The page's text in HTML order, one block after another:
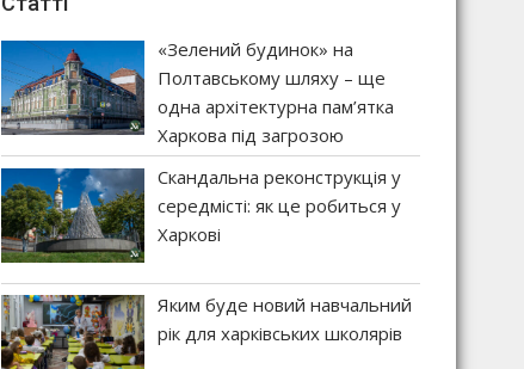
«Зелений будинок» на
Полтавському шляху – ще
одна архітектурна пам’ятка
Харкова під загрозою
Скандальна реконструкція у
середмісті: як це робиться у
Харкові
Яким буде новий навчальний
рік для харківських школярів